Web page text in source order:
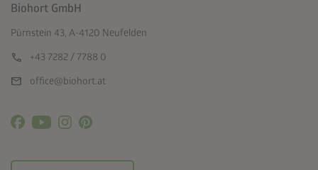
Biohort GmbH
Pürnstein 43, A-4120 Neufelden
call +43 7282 / 7788 0
mail office@biohort.at